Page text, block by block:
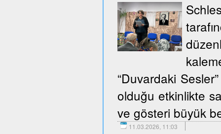
“Duvardaki
olduğu etkinlikte
ve gösteri büyük
11.03.2026, 11:03